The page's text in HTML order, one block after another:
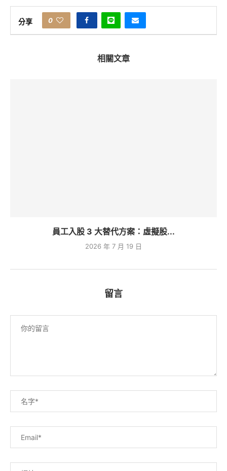
分享 0
相關文章
員工入股 3 大替代方案：虛擬股...
2026 年 7 月 19 日
留言